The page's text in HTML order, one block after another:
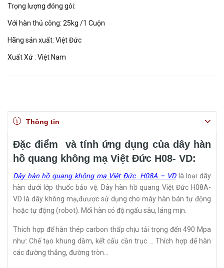
Trọng lượng đóng gói:
Với hàn thủ công: 25kg /1 Cuộn
Hãng sản xuất: Việt Đức
Xuất Xứ : Việt Nam
Thông tin
Đặc điểm và tính ứng dụng của dây hàn
hồ quang không mạ Việt Đức H08- VD:
Dây hàn hồ quang không mạ Việt Đức H08A – VDlà loại dây
hàn dưới lớp thuốc bảo vệ. Dây hàn hồ quang Việt Đức H08A-
VD là dây không mạ,đưược sử dụng cho máy hàn bán tự động
hoặc tự động (robot). Mối hàn có độ ngấu sâu, láng mịn.
Thích hợp để hàn thép carbon thấp chịu tải trọng đến 490 Mpa
như: Chế tạo khung dầm, kết cấu cần trục … Thích hợp để hàn
các đường thẳng, đường tròn…